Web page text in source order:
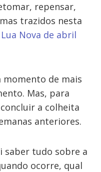
repensar,
trazidos nesta
Lua Nova de abril
momento de mais
Mas, para
a colheita
anteriores.
saber tudo sobre a
ocorre, qual